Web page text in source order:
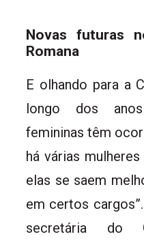
Novas futuras
Romana
E olhando para a
longo dos
femininas têm
há várias
elas se saem
em certos
secretária do